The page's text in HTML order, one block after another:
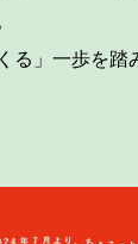
る」一歩を踏